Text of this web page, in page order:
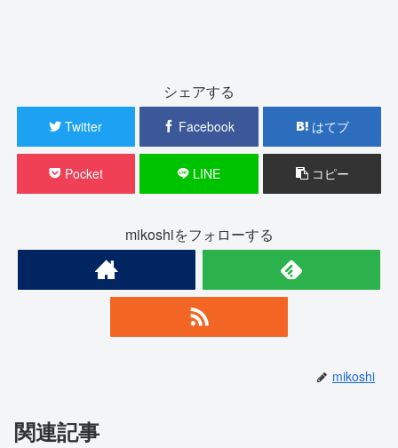
シェアする
Twitter Facebook はてブ
Pocket LINE コピー
mikoshiをフォローする
mikoshi
関連記事